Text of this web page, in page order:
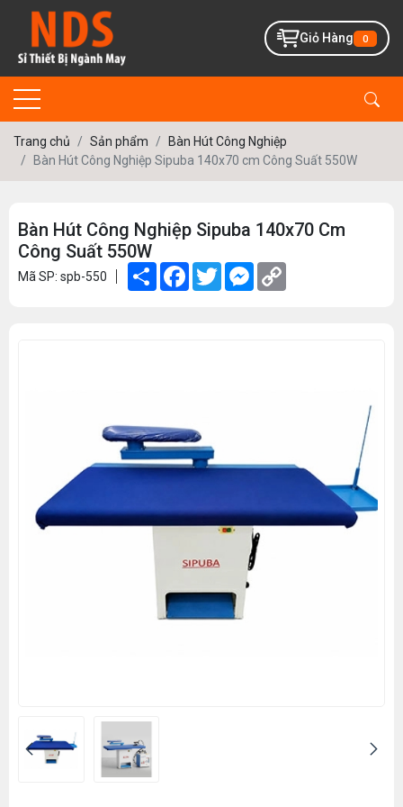
Giỏ Hàng 0
Trang chủ Sản phẩm
Bàn Hút Công Nghiệp
Bàn Hút Công Nghiệp Sipuba 140x70 cm Công Suất 550W
Bàn Hút Công Nghiệp Sipuba 140x70 Cm
Công Suất 550W
Mã SP: spb-550 Share Facebook
TwitterMessenger